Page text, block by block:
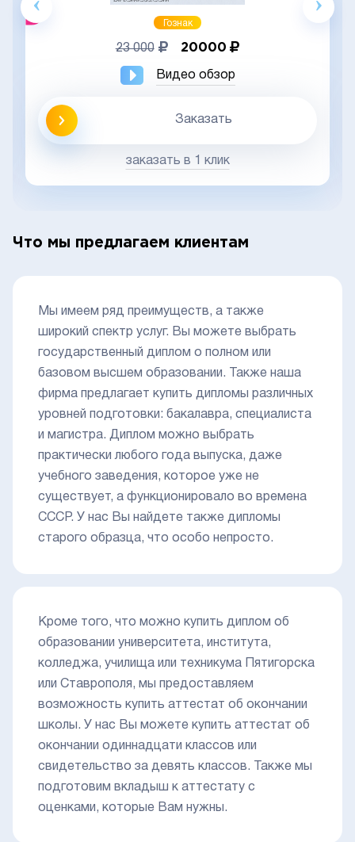
Гознак
23 000 20000
Видео обзор
Заказать
заказать в 1 клик
Что мы предлагаем клиентам
Мы имеем ряд преимуществ, а также
широкий спектр услуг. Вы можете выбрать
государственный диплом о полном или
базовом высшем образовании. Также наша
фирма предлагает купить дипломы различных
уровней подготовки: бакалавра, специалиста
и магистра. Диплом можно выбрать
практически любого года выпуска, даже
учебного заведения, которое уже не
существует, а функционировало во времена
СССР. У нас Вы найдете также дипломы
старого образца, что особо непросто.
Кроме того, что можно купить диплом об
образовании университета, института,
колледжа, училища или техникума Пятигорска
или Ставрополя, мы предоставляем
возможность купить аттестат об окончании
школы. У нас Вы можете купить аттестат об
окончании одиннадцати классов или
свидетельство за девять классов. Также мы
подготовим вкладыш к аттестату с
оценками, которые Вам нужны.